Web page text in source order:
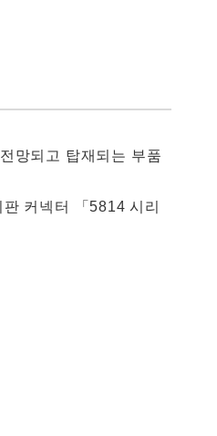
망되고 탑재되는 부품
커넥터 「5814 시리